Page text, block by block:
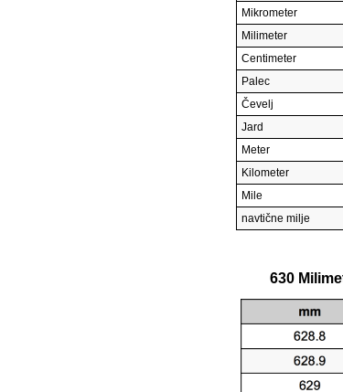
Mikrometer
Milimeter
Centimeter
Palec
Čevelj
Jard
Meter
Kilometer
Mile
navtične milje
630